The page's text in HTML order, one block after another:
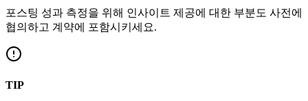
포스팅 성과 측정을 위해 인사이트 제공에 대한 부분도 사전에
협의하고 계약에 포함시키세요.
TIP